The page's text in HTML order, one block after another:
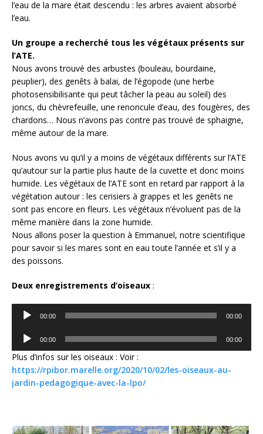
l’eau de la mare était descendu : les arbres avaient absorbé
l’eau.
Un groupe a recherché tous les végétaux présents sur
l’ATE.
Nous avons trouvé des arbustes (bouleau, bourdaine,
peuplier), des genêts à balai, de l’égopode (une herbe
photosensibilisante qui peut tâcher la peau au soleil) des
joncs, du chèvrefeuille, une renoncule d’eau, des fougères, des
chardons… Nous n’avons pas contre pas trouvé de sphaigne,
même autour de la mare.
Nous avons vu qu’il y a moins de végétaux différents sur l’ATE
qu’autour sur la partie plus haute de la cuvette et donc moins
humide. Les végétaux de l’ATE sont en retard par rapport à la
végétation autour : les cerisiers à grappes et les genêts ne
sont pas encore en fleurs. Les végétaux n’évoluent pas de la
même manière dans la zone humide.
Nous allons poser la question à Emmanuel, notre scientifique
pour savoir si les mares sont en eau toute l’année et s’il y a
des poissons.
Deux enregistrements d’oiseaux :
Lecteur
audio
00:00 00:00
Lecteur
audio
00:00 00:00
Plus d’infos sur les oiseaux : Voir :
https://rpibor.marelle.org/2020/10/02/les-oiseaux-au-
jardin-pedagogique-avec-la-lpo/